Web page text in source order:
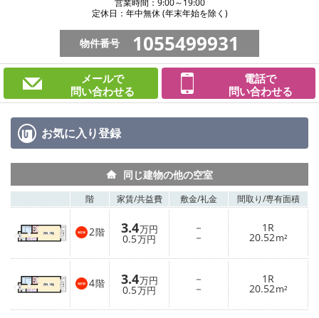
営業時間：9:00～19:00
定休日：年中無休 (年末年始を除く)
物件番号 1055499931
メールで
問い合わせる
電話で
問い合わせる
お気に入り登録
同じ建物の他の空室
階 家賃/共益費 敷金/礼金 間取り/専有面積
2階 3.4万円
0.5万円
－
－
1R
20.52m²
4階 3.4万円
0.5万円
－
－
1R
20.52m²